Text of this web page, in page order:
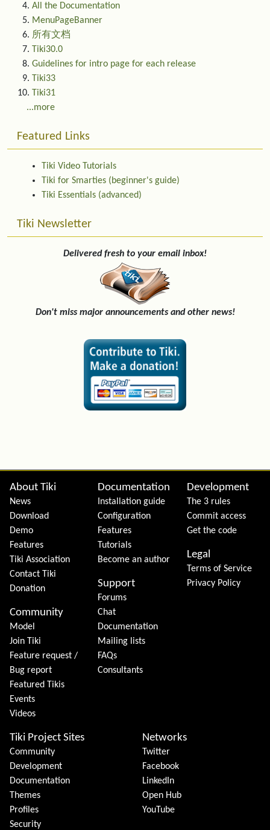
All the Documentation
MenuPageBanner
所有文档
Tiki30.0
Guidelines for intro page for each release
Tiki33
Tiki31
...more
Featured Links
Tiki Video Tutorials
Tiki for Smarties (beginner's guide)
Tiki Essentials (advanced)
Tiki Newsletter
Delivered fresh to your email inbox!
Don't miss major announcements and other news!
Site information, links, etc.
About Tiki
News
Download
Demo
Features
Tiki Association
Contact Tiki
Donation
Community
Model
Join Tiki
Feature request /
Bug report
Featured Tikis
Events
Videos
Documentation
Installation guide
Configuration
Features
Tutorials
Become an author
Support
Forums
Chat
Documentation
Mailing lists
FAQs
Consultants
Development
The 3 rules
Commit access
Get the code
Legal
Terms of Service
Privacy Policy
Tiki Project Sites
Community
Development
Documentation
Themes
Profiles
Security
Networks
Twitter
Facebook
LinkedIn
Open Hub
YouTube